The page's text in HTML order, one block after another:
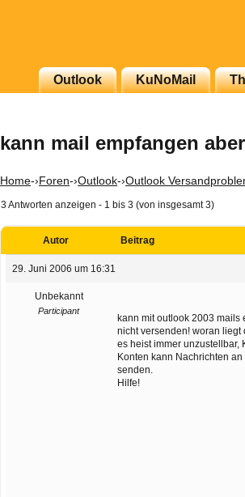
Outlook KuNoMail
kann mail empfangen
Home-›Foren-›Outlook-›Outlook
3 Antworten anzeigen - 1 bis 3 (von insgesamt 3)
Autor Beitrag
29. Juni 2006 um 16:31
Unbekannt
Participant
kann mit outlook 2003 mails
nicht versenden! woran liegt
es heist immer unzustellbar,
Konten kann Nachrichten
senden.
Hilfe!